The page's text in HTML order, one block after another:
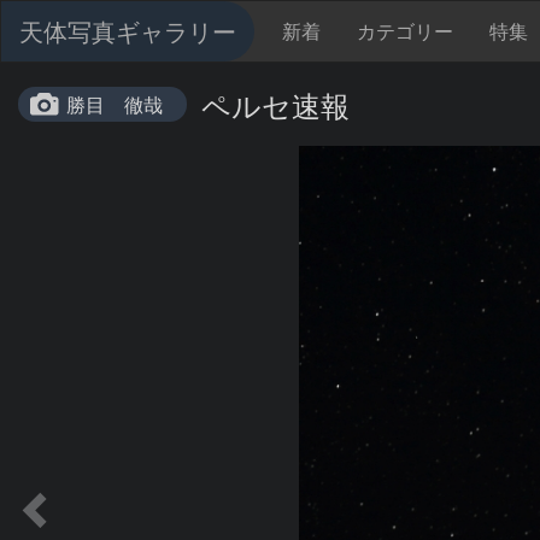
天体写真ギャラリー 新着 カテゴリー 特集
勝目 徹哉 ペルセ速報